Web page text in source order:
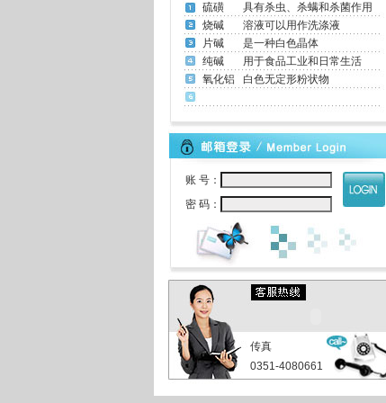
硫磺
具有杀虫、杀螨和杀菌作用
烧碱
溶液可以用作洗涤液
片碱
是一种白色晶体
纯碱
用于食品工业和日常生活
氧化铝
白色无定形粉状物
账 号：
密 码：
传真
0351-4080661